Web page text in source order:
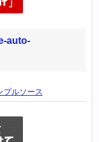
auto-
プルソース